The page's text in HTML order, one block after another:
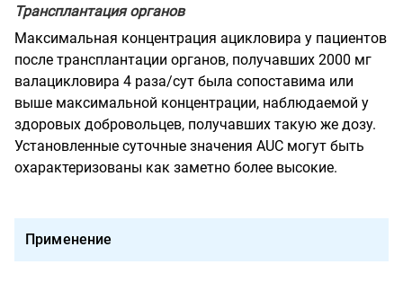
Трансплантация органов
Максимальная концентрация ацикловира у пациентов
после трансплантации органов, получавших 2000 мг
валацикловира 4 раза/сут была сопоставима или
выше максимальной концентрации, наблюдаемой у
здоровых добровольцев, получавших такую же дозу.
Установленные суточные значения AUC могут быть
охарактеризованы как заметно более высокие.
Применение